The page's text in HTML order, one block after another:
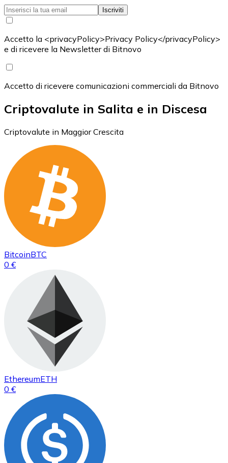
Iscriviti
Accetto la <privacyPolicy>Privacy Policy</privacyPolicy>
e di ricevere la Newsletter di Bitnovo
Accetto di ricevere comunicazioni commerciali da Bitnovo
Criptovalute in Salita e in Discesa
Criptovalute in Maggior Crescita
BitcoinBTC
0 €
EthereumETH
0 €